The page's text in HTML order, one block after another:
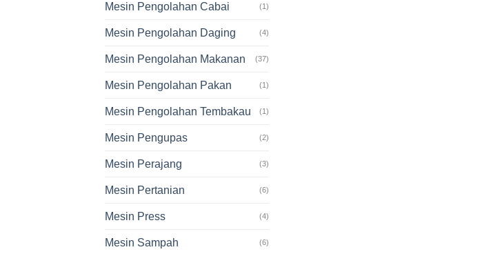
Mesin Pengolahan Cabai (1)
Mesin Pengolahan Daging (4)
Mesin Pengolahan Makanan (37)
Mesin Pengolahan Pakan (1)
Mesin Pengolahan Tembakau (1)
Mesin Pengupas (2)
Mesin Perajang (3)
Mesin Pertanian (6)
Mesin Press (4)
Mesin Sampah (6)